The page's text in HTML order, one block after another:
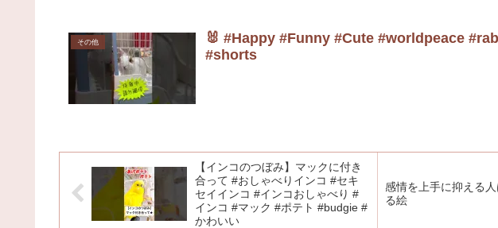
その他
🐰 #Happy #Funny #Cute #worldpeace
#shorts
【インコのつぼみ】マックに付き
合って #おしゃべりインコ #セキ
セイインコ #インコおしゃべり #
インコ #マック #ポテト #budgie #
かわいい
感情を上手に抑える人
る絵